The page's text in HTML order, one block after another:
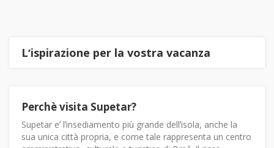
Lʼispirazione per la vostra vacanza
Perchè visita Supetar?
Supetar eʼ lʼinsediamento più grande dellʼisola, anche la
sua unica città propria, e come tale rappresenta un centro